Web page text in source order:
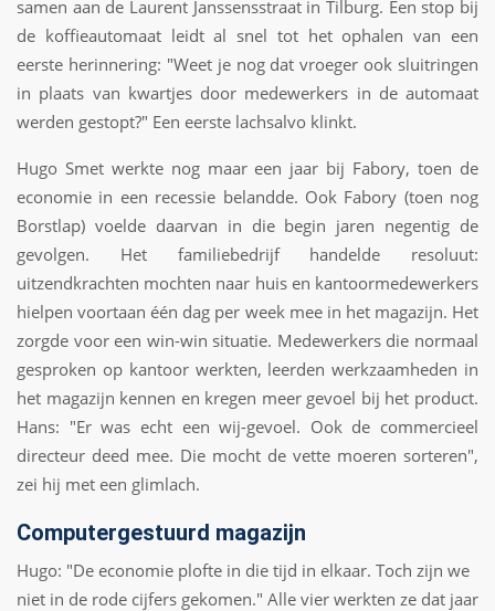
samen aan de Laurent Janssensstraat in Tilburg. Een stop bij
de koffieautomaat leidt al snel tot het ophalen van een
eerste herinnering: "Weet je nog dat vroeger ook sluitringen
in plaats van kwartjes door medewerkers in de automaat
werden gestopt?" Een eerste lachsalvo klinkt.
Hugo Smet werkte nog maar een jaar bij Fabory, toen de
economie in een recessie belandde. Ook Fabory (toen nog
Borstlap) voelde daarvan in die begin jaren negentig de
gevolgen. Het familiebedrijf handelde resoluut:
uitzendkrachten mochten naar huis en kantoormedewerkers
hielpen voortaan één dag per week mee in het magazijn. Het
zorgde voor een win-win situatie. Medewerkers die normaal
gesproken op kantoor werkten, leerden werkzaamheden in
het magazijn kennen en kregen meer gevoel bij het product.
Hans: "Er was echt een wij-gevoel. Ook de commercieel
directeur deed mee. Die mocht de vette moeren sorteren",
zei hij met een glimlach.
Computergestuurd magazijn
Hugo: "De economie plofte in die tijd in elkaar. Toch zijn we
niet in de rode cijfers gekomen." Alle vier werkten ze dat jaar